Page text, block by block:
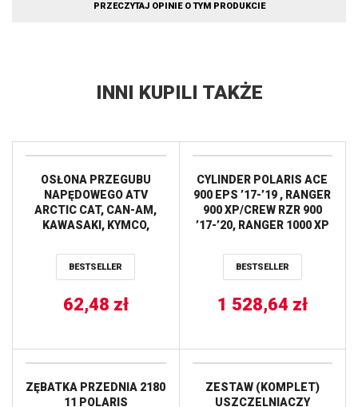
PRZECZYTAJ OPINIE O TYM PRODUKCIE
INNI KUPILI TAKŻE
OSŁONA PRZEGUBU
NAPĘDOWEGO ATV
ARCTIC CAT, CAN-AM,
KAWASAKI, KYMCO,
YAMAHA ALL BALLS
BESTSELLER
62,48 zł
CYLINDER POLARIS ACE
900 EPS ’17-’19 , RANGER
900 XP/CREW RZR 900
’17-’20, RANGER 1000 XP
MM) CYLINDER WORKS
BESTSELLER
1 528,64 zł
ZĘBATKA PRZEDNIA 2180
11 POLARIS
ZESTAW (KOMPLET)
USZCZELNIACZY